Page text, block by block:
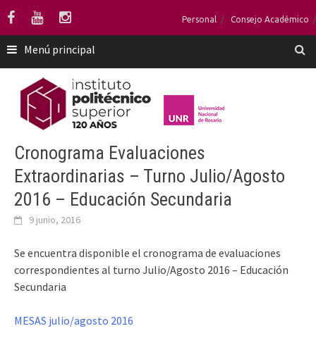
Saltar
contenido
Personal Consejo Académico
Menú principal
Cronograma Evaluaciones
Extraordinarias – Turno Julio/Agosto
2016 – Educación Secundaria
9 junio, 2016
Se encuentra disponible el cronograma de evaluaciones
correspondientes al turno Julio/Agosto 2016 – Educación
Secundaria
MESAS julio/agosto 2016